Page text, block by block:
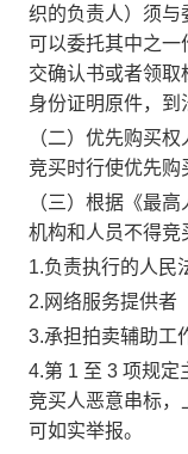
织的负责人）须与
可以委托其中之
交确认书或者领
身份证明原件，
（二）优先购买
竞买时行使优先购
（三）根据《最
机构和人员不得竞
1.负责执行的人民
2.网络服务提供者
3.承担拍卖辅助工
4.第 1 至 3 项规
竞买人恶意串标，
可如实举报。